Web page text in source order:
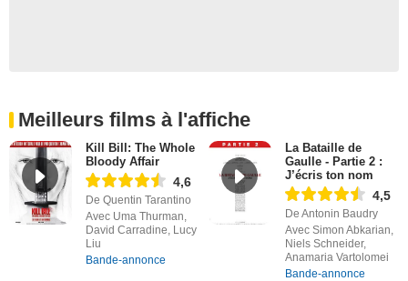
Meilleurs films à l'affiche
Kill Bill: The Whole
Bloody Affair
4,6
De Quentin Tarantino
Avec Uma Thurman,
David Carradine, Lucy
Liu
Bande-annonce
La Bataille de
Gaulle - Partie 2 :
J’écris ton nom
4,5
De Antonin Baudry
Avec Simon Abkarian,
Niels Schneider,
Anamaria Vartolomei
Bande-annonce